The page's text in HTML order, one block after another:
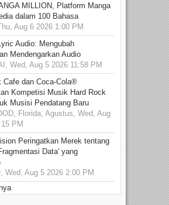
MILLION, Platform Manga
dalam 100 Bahasa
Aug 6 2026 1:00 PM
Audio: Mengubah
Mendengarkan Audio
Wed, Aug 5 2026 11:58 PM
Cafe dan Coca-Cola®
Kompetisi Musik Hard Rock
Musisi Pendatang Baru
Florida, Agustus, Wed, Aug
PM
Peringatkan Merek tentang
Data' yang
Wed, Aug 5 2026 2:00 PM